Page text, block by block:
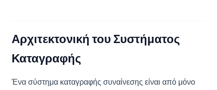
Αρχιτεκτονική του Συστήματος
Καταγραφής
Ένα σύστημα καταγραφής συναίνεσης είναι από μόνο